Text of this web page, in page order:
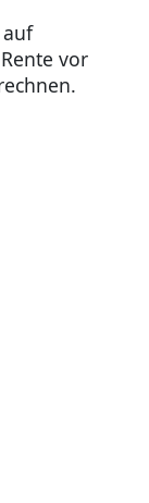
auf
vor